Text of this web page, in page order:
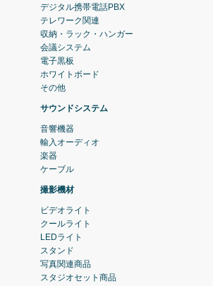
デジタル携帯電話PBX
テレワーク関連
収納・ラック・ハンガー
会議システム
電子黒板
ホワイトボード
その他
サウンドシステム
音響機器
輸入オーディオ
楽器
ケーブル
撮影機材
ビデオライト
クールライト
LEDライト
スタンド
写真関連商品
スタジオセット商品